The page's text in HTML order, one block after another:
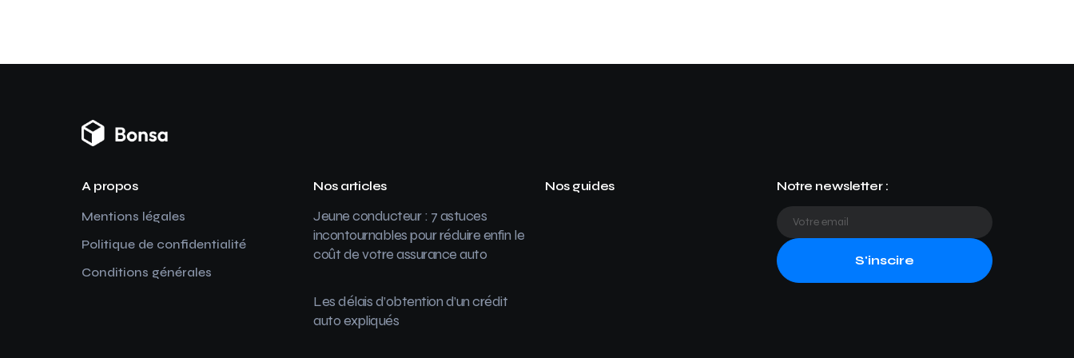
A propos
Mentions légales
Politique de confidentialité
Conditions générales
Nos articles
Jeune conducteur : 7 astuces
incontournables pour réduire enfin le
coût de votre assurance auto
Les délais d’obtention d’un crédit
auto expliqués
Nos guides Notre newsletter :
S'inscire